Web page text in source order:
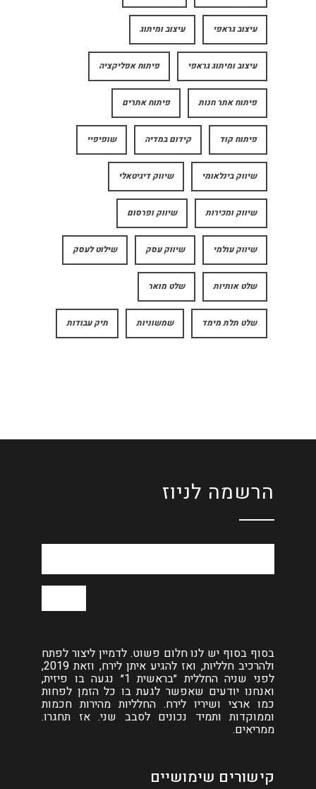
עיצוב גראפי עיצוב ומיתוג
עיצוב ומיתוג גראפי פיתוח אפליקציה
פיתוח אתר חנות פיתוח אתרים
פיתוח קוד קידום במדיה שופיפיי
שיווק בינלאומי שיווק דיגיטאלי
שיווק ומכירות שיווק ופרסום
שיווק עולמי שיווק עסק שילוט לעסק
שלט אותיות שלט מואר
שלט תלת מימד שמשוניות תיק עבודות
הרשמה לניוז
בסוף בסוף יש לנו חלום פשוט. לדמיין ליצור לפתח
ולהרכיב חלליות, ואז להגיע איתן לירח, וזאת 2019,
לפני שניה החללית ״בראשית 1״ נגעה בו פיזית,
ואנחנו יודעים שאפשר לגעת בו כל הזמן לפחות
כמו ארצי ושיריו לירח. החלליות מהירות חכמות
וממוקדות ותמיד נכונים לסבב שני. אז תחגרו.
ממריאים.
קישורים שימושיים